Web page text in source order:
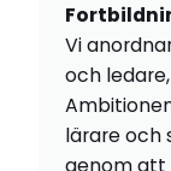
Vi
och
lärare och